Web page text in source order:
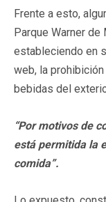
Frente a esto,
Parque Warner de
estableciendo en
web, la
bebidas del
“Por motivos de
está permitida la
comida”.